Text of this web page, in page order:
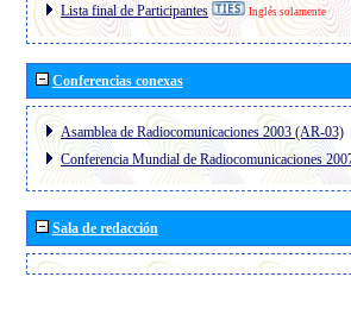
Lista final de Participantes Inglés solamente
Conferencias conexas
Asamblea de Radiocomunicaciones 2003 (AR-03)
Conferencia Mundial de Radiocomunicaciones
Sala de redacción